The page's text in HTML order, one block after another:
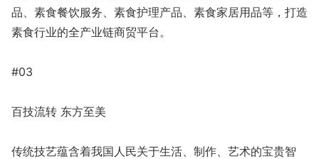
品、素食餐饮服务、素食护理产品、素食家居用品等，打造
素食行业的全产业链商贸平台。
#03
百技流转 东方至美
传统技艺蕴含着我国人民关于生活、制作、艺术的宝贵智